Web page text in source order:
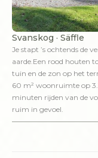
Svanskog · Säffle
Je stapt ’s ochtends de
aarde.Een rood houten
tuin en de zon op het
60 m² woonruimte op
minuten rijden van de
ruim in gevoel.